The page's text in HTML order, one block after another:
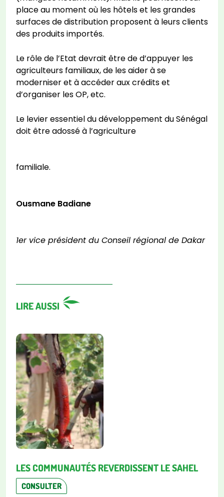
place au moment où les hôtels et les grandes
surfaces de distribution proposent à leurs clients
des produits importés.
Le rôle de l’Etat devrait être de d’appuyer les
agriculteurs familiaux, de les aider à se
moderniser et à accéder aux crédits et
d’organiser les OP, etc.
Le levier essentiel du développement du Sénégal
doit être adossé à l’agriculture
familiale.
Ousmane Badiane
1er vice président du Conseil régional de Dakar
LIRE AUSSI
LES COMMUNAUTÉS REVERDISSENT LE SAHEL
CONSULTER